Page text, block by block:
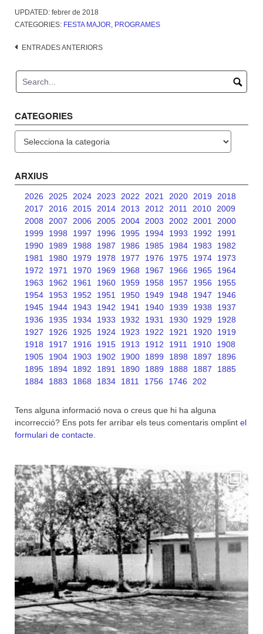
UPDATED: febrer de 2018
CATEGORIES: FESTA MAJOR, PROGRAMES
Navegació
ENTRADES ANTERIORS
CATEGORIES
ARXIUS
2026 2025 2024 2023 2022 2021 2020 2019
2018
2017
2016 2015 2014 2013 2012 2011 2010
2009
2008
2007 2006 2005 2004 2003 2002 2001
2000
1999
1998 1997 1996 1995 1994 1993 1992
1991
1990
1989 1988 1987 1986 1985 1984 1983
1982
1981
1980 1979 1978 1977 1976 1975 1974
1973
1972
1971 1970 1969 1968 1967 1966 1965
1964
1963
1962 1961 1960 1959 1958 1957 1956
1955
1954
1953 1952 1951 1950 1949 1948 1947
1946
1945
1944 1943 1942 1941 1940 1939 1938
1937
1936
1935 1934 1933 1932 1931 1930 1929
1928
1927
1926 1925 1924 1923 1922 1921 1920
1919
1918
1917 1916 1915 1913 1912 1911 1910
1908
1905
1904 1903 1902 1900 1899 1898 1897
1896
1895
1894 1892 1891 1890 1889 1888 1887
1885
1884
1883 1868 1834 1811 1756 1746 202
Tens alguna informació nova o creus que hi ha alguna
incorrecció? Ens pots fer arribar els teus comentaris omplint el
formulari de contacte